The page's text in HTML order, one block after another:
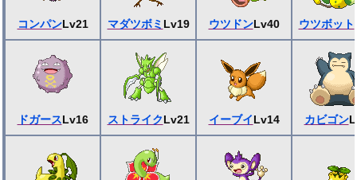
コンパンLv21 マダツボミ Lv19 ウツドンLv40 ウツボット
ドガースLv16 ストライクLv21 イーブイLv14 カビゴン